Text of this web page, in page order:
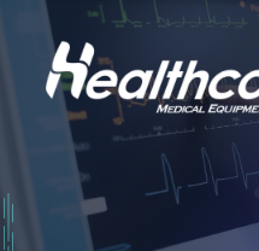
Saltar
contenido